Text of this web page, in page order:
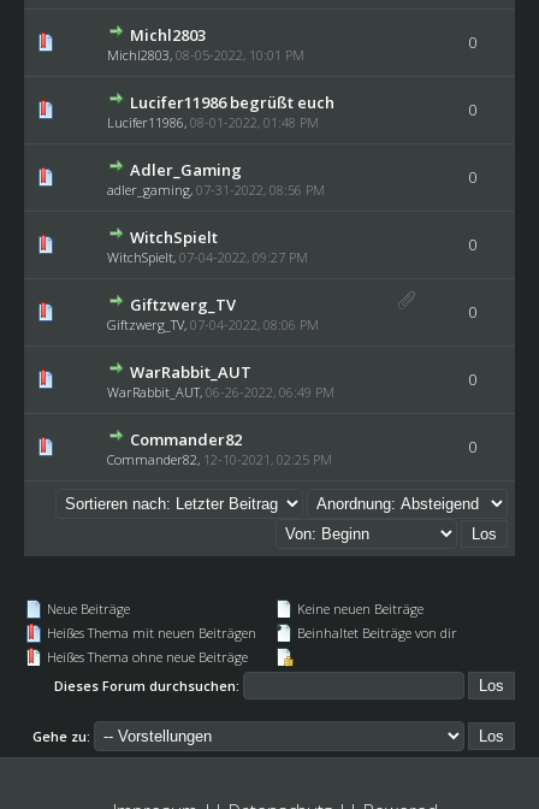
Michl2803
Michl2803, 08-05-2022, 10:01 PM
0
Lucifer11986 begrüßt euch
Lucifer11986, 08-01-2022, 01:48 PM
0
Adler_Gaming
adler_gaming, 07-31-2022, 08:56 PM
0
WitchSpielt
WitchSpielt, 07-04-2022, 09:27 PM
0
Giftzwerg_TV
Giftzwerg_TV, 07-04-2022, 08:06 PM
0
WarRabbit_AUT
WarRabbit_AUT, 06-26-2022, 06:49 PM
0
Commander82
Commander82, 12-10-2021, 02:25 PM
0
Neue Beiträge
Heißes Thema mit neuen Beiträgen
Heißes Thema ohne neue Beiträge
Keine neuen Beiträge
Beinhaltet Beiträge von dir
Dieses Forum durchsuchen:
Gehe zu: